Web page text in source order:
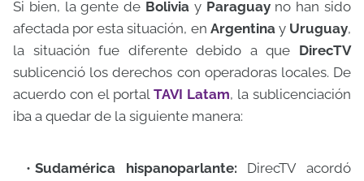
Si bien, la gente de Bolivia y Paraguayno han sido
afectada por esta situación, en Argentinay Uruguay,
la situación fue diferente debido a que DirecTV
sublicenció los derechos con operadoras locales. De
acuerdo con el portal TAVI Latam, la sublicenciación
iba a quedar de la siguiente manera:
Sudamérica hispanoparlante: DirecTV acordó